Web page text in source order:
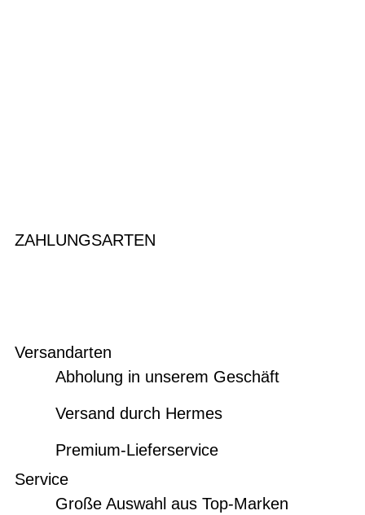
ZAHLUNGSARTEN
Versandarten
Abholung in unserem Geschäft
Versand durch Hermes
Premium-Lieferservice
Service
Große Auswahl aus Top-Marken